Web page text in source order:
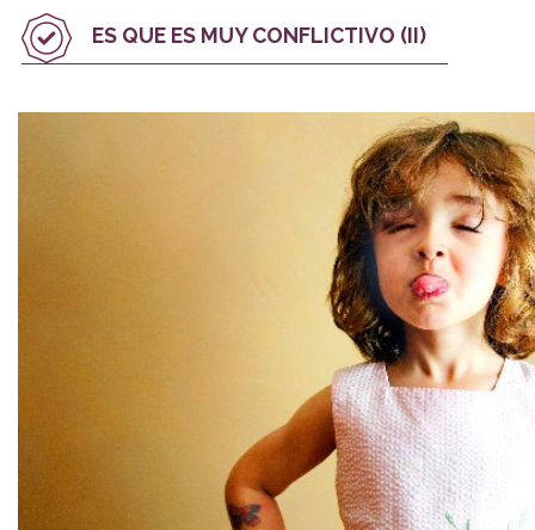
ES QUE ES MUY CONFLICTIVO (II)